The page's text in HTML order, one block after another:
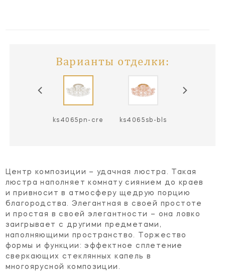
Варианты отделки:
ks4065pn-cre ks4065sb-bls
Центр композиции – удачная люстра. Такая
люстра наполняет комнату сиянием до краев
и привносит в атмосферу щедрую порцию
благородства. Элегантная в своей простоте
и простая в своей элегантности – она ловко
заигрывает с другими предметами,
наполняющими пространство. Торжество
формы и функции: эффектное сплетение
сверкающих стеклянных капель в
многоярусной композиции.